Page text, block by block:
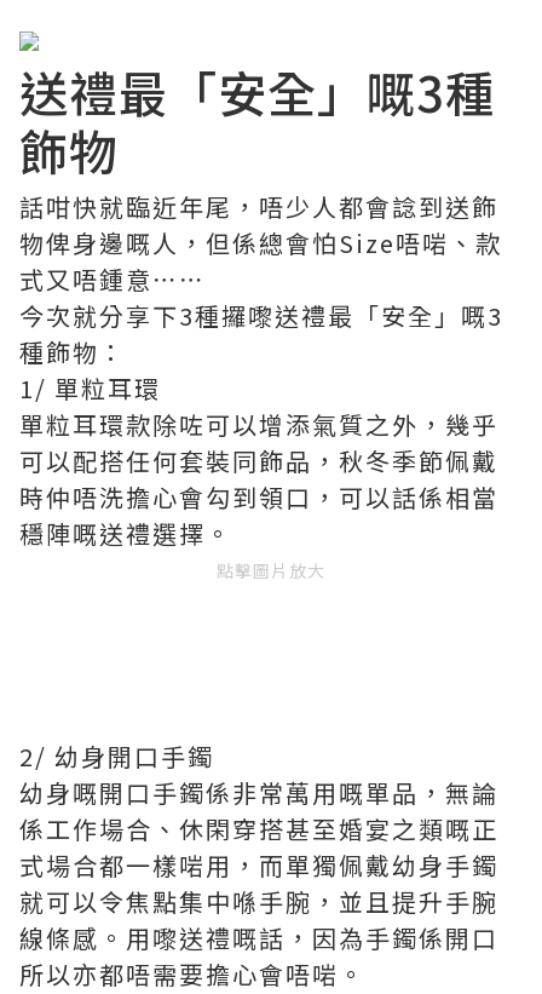
送禮最「安全」嘅3種
飾物
話咁快就臨近年尾，唔少人都會諗到送飾
物俾身邊嘅人，但係總會怕Size唔啱、款
式又唔鍾意⋯⋯
今次就分享下3種攞嚟送禮最「安全」嘅3
種飾物：
1/ 單粒耳環
單粒耳環款除咗可以增添氣質之外，幾乎
可以配搭任何套裝同飾品，秋冬季節佩戴
時仲唔洗擔心會勾到領口，可以話係相當
穩陣嘅送禮選擇。
點擊圖片放大
2/ 幼身開口手鐲
幼身嘅開口手鐲係非常萬用嘅單品，無論
係工作場合、休閑穿搭甚至婚宴之類嘅正
式場合都一樣啱用，而單獨佩戴幼身手鐲
就可以令焦點集中喺手腕，並且提升手腕
線條感。用嚟送禮嘅話，因為手鐲係開口
所以亦都唔需要擔心會唔啱。